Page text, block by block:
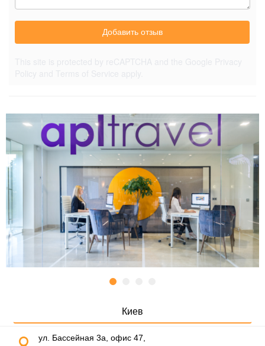
Добавить отзыв
Киев
ул. Бассейная 3а, офис 47,